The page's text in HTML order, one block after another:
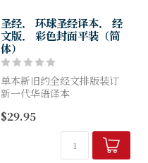
圣经． 环球圣经译本． 经
文版． 彩色封面平装（简
体）
单本新旧约全经文排版装订
新一代华语译本
致、文采"这五个层面上更妥
善考虑的译本！
$29.95